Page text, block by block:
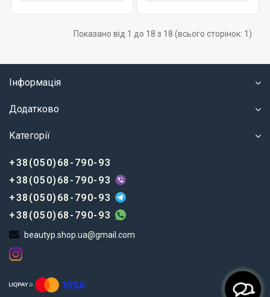
Показано від 1 до 18 з 18 (всього сторінок: 1)
Інформація
Додатково
Категорії
+38(050)68-790-93
+38(050)68-790-93
+38(050)68-790-93
+38(050)68-790-93
beautyp.shop.ua@gmail.com